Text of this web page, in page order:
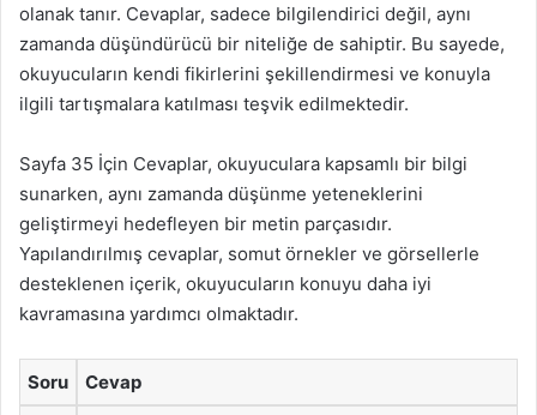
olanak tanır. Cevaplar, sadece bilgilendirici değil, aynı
zamanda düşündürücü bir niteliğe de sahiptir. Bu sayede,
okuyucuların kendi fikirlerini şekillendirmesi ve konuyla
ilgili tartışmalara katılması teşvik edilmektedir.
Sayfa 35 İçin Cevaplar, okuyuculara kapsamlı bir bilgi
sunarken, aynı zamanda düşünme yeteneklerini
geliştirmeyi hedefleyen bir metin parçasıdır.
Yapılandırılmış cevaplar, somut örnekler ve görsellerle
desteklenen içerik, okuyucuların konuyu daha iyi
kavramasına yardımcı olmaktadır.
Soru Cevap